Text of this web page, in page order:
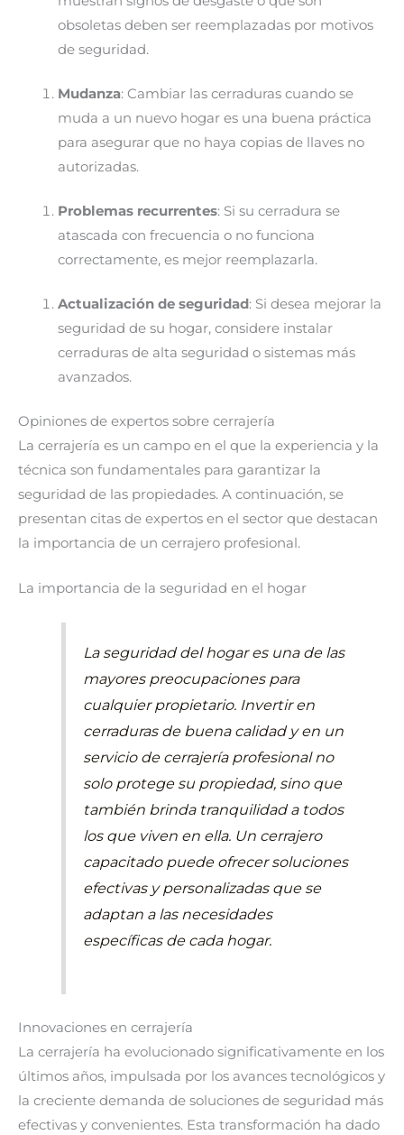
obsoletas deben ser reemplazadas por motivos
de seguridad.
Mudanza: Cambiar las cerraduras cuando se
muda a un nuevo hogar es una buena práctica
para asegurar que no haya copias de llaves no
autorizadas.
Problemas recurrentes: Si su cerradura se
atascada con frecuencia o no funciona
correctamente, es mejor reemplazarla.
Actualización de seguridad: Si desea mejorar la
seguridad de su hogar, considere instalar
cerraduras de alta seguridad o sistemas más
avanzados.
Opiniones de expertos sobre cerrajería
La cerrajería es un campo en el que la experiencia y la
técnica son fundamentales para garantizar la
seguridad de las propiedades. A continuación, se
presentan citas de expertos en el sector que destacan
la importancia de un cerrajero profesional.
La importancia de la seguridad en el hogar
La seguridad del hogar es una de las
mayores preocupaciones para
cualquier propietario. Invertir en
cerraduras de buena calidad y en un
servicio de cerrajería profesional no
solo protege su propiedad, sino que
también brinda tranquilidad a todos
los que viven en ella. Un cerrajero
capacitado puede ofrecer soluciones
efectivas y personalizadas que se
adaptan a las necesidades
específicas de cada hogar.
Innovaciones en cerrajería
La cerrajería ha evolucionado significativamente en los
últimos años, impulsada por los avances tecnológicos y
la creciente demanda de soluciones de seguridad más
efectivas y convenientes. Esta transformación ha dado